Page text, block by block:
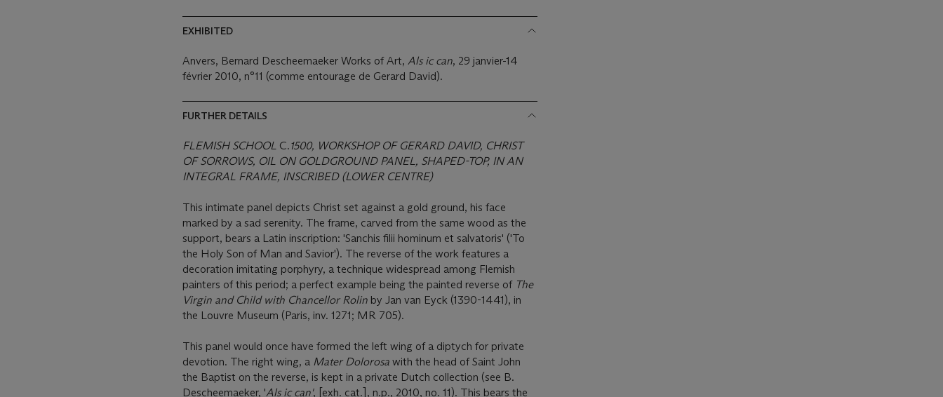
EXHIBITED
Anvers, Bernard Descheemaeker Works of Art, Als ic can, 29 janvier-14
février 2010, n°11 (comme entourage de Gerard David).
FURTHER DETAILS
FLEMISH SCHOOL C.1500, WORKSHOP OF GERARD DAVID, CHRIST
OF SORROWS, OIL ON GOLDGROUND PANEL, SHAPED-TOP, IN AN
INTEGRAL FRAME, INSCRIBED (LOWER CENTRE)
This intimate panel depicts Christ set against a gold ground, his face
marked by a sad serenity. The frame, carved from the same wood as the
support, bears a Latin inscription: 'Sanchis filii hominum et salvatoris' ('To
the Holy Son of Man and Savior'). The reverse of the work features a
decoration imitating porphyry, a technique widespread among Flemish
painters of this period; a perfect example being the painted reverse of The
Virgin and Child with Chancellor Rolin by Jan van Eyck (1390-1441), in
the Louvre Museum (Paris, inv. 1271; MR 705).
This panel would once have formed the left wing of a diptych for private
devotion. The right wing, a Mater Dolorosa with the head of Saint John
the Baptist on the reverse, is kept in a private Dutch collection (see B.
Descheemaeker, 'Als ic can', [exh. cat.], n.p., 2010, no. 11). This bears the